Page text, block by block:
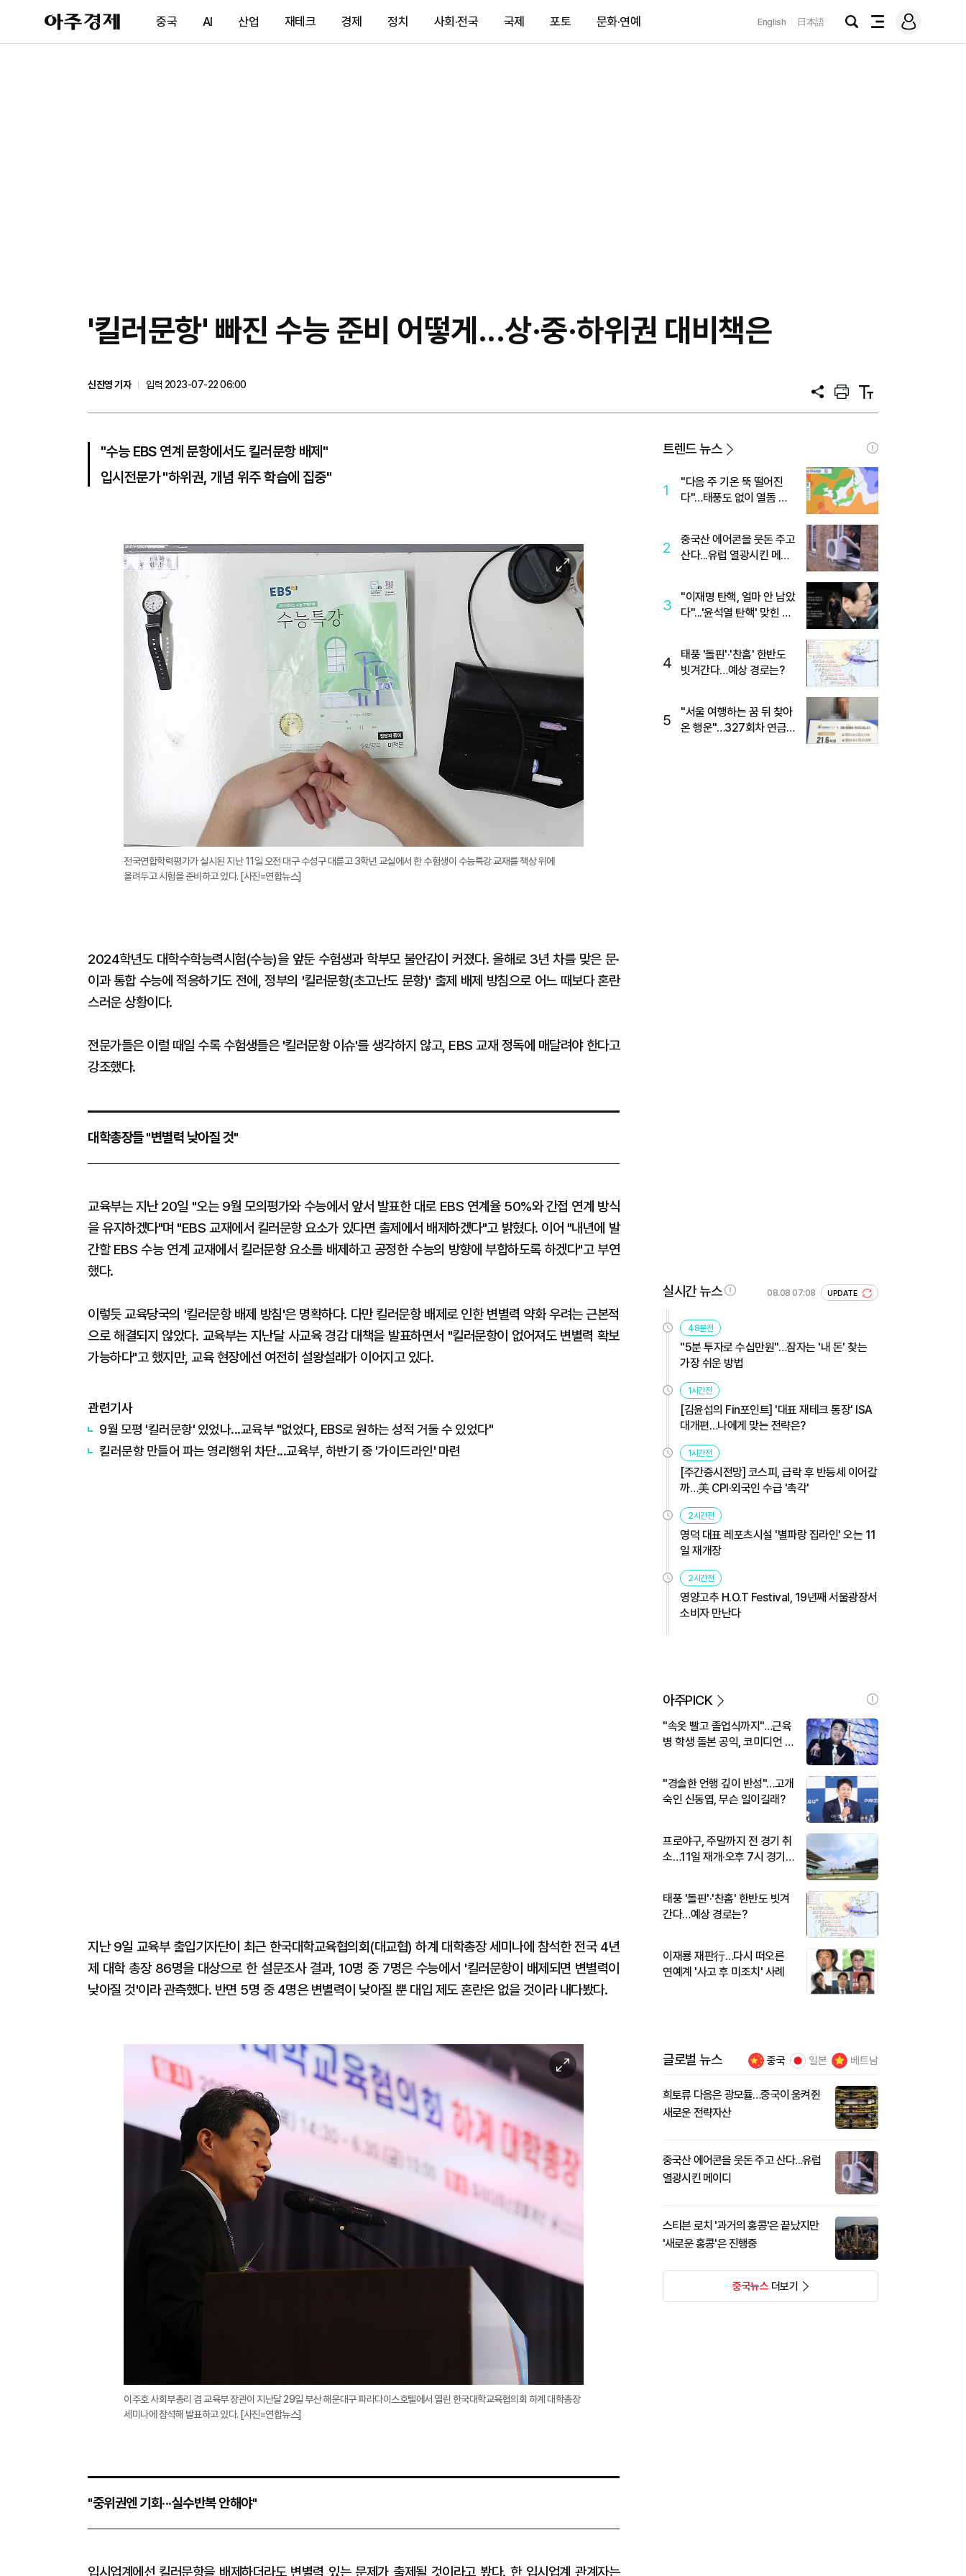
아
주
제
중국 AI 산업 재테크 경제 정치 사회·전국 국제 포토 문화·연예 English 日本語
검
전
메
그
'킬러문항' 빠진 수능 준비 어떻게...상·중·하위권 대비책은
신진영 기자
입력 2023-07-22 06:00
공
프
트
텍
트
"수능 EBS 연계 문항에서도 킬러문항 배제"
입시전문가 "하위권, 개념 위주 학습에 집중"
이
미
지
전국연합학력평가가 실시된 지난 11일 오전 대구 수성구 대륜고 3학년 교실에서 한 수험생이 수능특강 교재를 책상 위에
올려두고 시험을 준비하고 있다. [사진=연합뉴스]
2024학년도 대학수학능력시험(수능)을 앞둔 수험생과 학부모 불안감이 커졌다. 올해로 3년 차를 맞은 문·
이과 통합 수능에 적응하기도 전에, 정부의 '킬러문항(초고난도 문항)' 출제 배제 방침으로 어느 때보다 혼란
스러운 상황이다.
전문가들은 이럴 때일 수록 수험생들은 '킬러문항 이슈'를 생각하지 않고, EBS 교재 정독에 매달려야 한다고
강조했다.
대학총장들 "변별력 낮아질 것"
교육부는 지난 20일 "오는 9월 모의평가와 수능에서 앞서 발표한 대로 EBS 연계율 50%와 간접 연계 방식
을 유지하겠다"며 "EBS 교재에서 킬러문항 요소가 있다면 출제에서 배제하겠다"고 밝혔다. 이어 "내년에 발
간할 EBS 수능 연계 교재에서 킬러문항 요소를 배제하고 공정한 수능의 방향에 부합하도록 하겠다"고 부연
했다.
이렇듯 교육당국의 '킬러문항 배제 방침'은 명확하다. 다만 킬러문항 배제로 인한 변별력 약화 우려는 근본적
으로 해결되지 않았다. 교육부는 지난달 사교육 경감 대책을 발표하면서 "킬러문항이 없어져도 변별력 확보
가능하다"고 했지만, 교육 현장에선 여전히 설왕설래가 이어지고 있다.
관련기사
9월 모평 '킬러문항' 있었나...교육부 "없었다, EBS로 원하는 성적 거둘 수 있었다"
킬러문항 만들어 파는 영리행위 차단...교육부, 하반기 중 '가이드라인' 마련
지난 9일 교육부 출입기자단이 최근 한국대학교육협의회(대교협) 하계 대학총장 세미나에 참석한 전국 4년
제 대학 총장 86명을 대상으로 한 설문조사 결과, 10명 중 7명은 수능에서 '킬러문항이 배제되면 변별력이
낮아질 것'이라 관측했다. 반면 5명 중 4명은 변별력이 낮아질 뿐 대입 제도 혼란은 없을 것이라 내다봤다.
이
미
지
대
이주호 사회부총리 겸 교육부 장관이 지난달 29일 부산 해운대구 파라다이스호텔에서 열린 한국대학교육협의회 하계 대학총장
세미나에 참석해 발표하고 있다. [사진=연합뉴스]
"중위권엔 기회···실수반복 안해야"
입시업계에선 킬러문항을 배제하더라도 변별력 있는 문제가 출제될 것이라고 봤다. 한 입시업계 관계자는
트렌드 뉴스
1
"다음 주 기온 뚝 떨어진
다"…태풍도 없이 열돔 박
2
중국산 에어콘을 웃돈 주고
산다...유럽 열광시킨 메이
3
"이재명 탄핵, 얼마 안 남았
다"...'윤석열 탄핵' 맞힌 무
4
태풍 '돌핀'·'찬홈' 한반도
빗겨간다…예상 경로는?
5
"서울 여행하는 꿈 뒤 찾아
온 행운"…327회차 연금
실시간 뉴스 08.08 07:08 UPDATE
48분전
"5분 투자로 수십만원"…잠자는 '내 돈' 찾는
가장 쉬운 방법
1시간전
[김윤섭의 Fin포인트] '대표 재테크 통장' ISA
대개편…나에게 맞는 전략은?
1시간전
[주간증시전망] 코스피, 급락 후 반등세 이어갈
까…美 CPI·외국인 수급 '촉각'
2시간전
영덕 대표 레포츠시설 '별파랑 집라인' 오는 11
일 재개장
2시간전
영양고추 H.O.T Festival, 19년째 서울광장서
소비자 만난다
아주PICK
"속옷 빨고 졸업식까지"…근육
병 학생 돌본 공익, 코미디언 김
"경솔한 언행 깊이 반성"…고개
숙인 신동엽, 무슨 일이길래?
프로야구, 주말까지 전 경기 취
소…11일 재개·오후 7시 경기
태풍 '돌핀'·'찬홈' 한반도 빗겨
간다…예상 경로는?
이재룡 재판行…다시 떠오른
연예계 '사고 후 미조치' 사례
글로벌 뉴스 중국 일본 베트남
희토류 다음은 광모듈…중국이 움켜쥔
새로운 전략자산
중국산 에어콘을 웃돈 주고 산다...유럽
열광시킨 메이디
스티븐 로치 '과거의 홍콩'은 끝났지만
'새로운 홍콩'은 진행중
중국뉴스더보기